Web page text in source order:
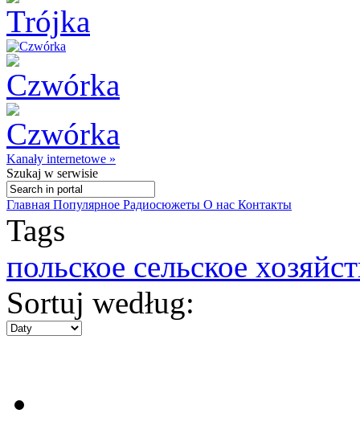
Kanały internetowe »
Szukaj w serwisie
Главная Популярное Радиосюжеты О нас Контакты
Tags
польское сельское
Sortuj według: